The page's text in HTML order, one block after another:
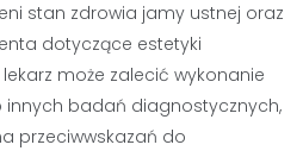
stan zdrowia jamy ustnej oraz
dotyczące estetyki
może zalecić wykonanie
innych badań diagnostycznych,
przeciwwskazań do